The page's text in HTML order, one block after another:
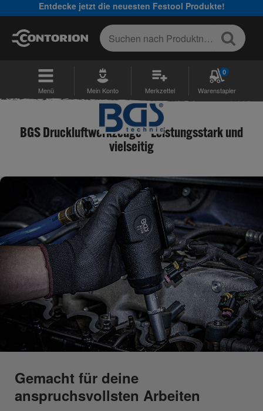
Entdecke jetzt die neuesten Festool Produkte!
Menü Mein Konto Merkzettel
0
Warenstapler
BGS Druckluftwerkzeuge – Leistungsstark und
vielseitig
Gemacht für deine
anspruchsvollsten Arbeiten